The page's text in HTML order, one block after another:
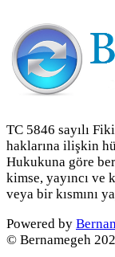
TC 5846 sayılı
haklarına ilişkin
Hukukuna göre
kimse, yayıncı ve
veya bir kısmını
Powered by
© Bernamegeh